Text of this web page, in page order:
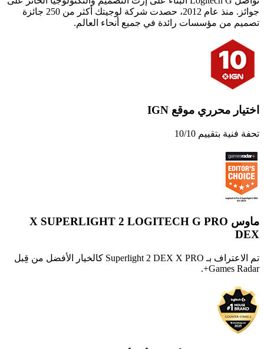
جوائز. منذ عام 2012، حصدت شركة لوجيتك أكثر من 250 جائزة
تصميم من مؤسسات رائدة في جميع أنحاء العالم.
اختيار محرري موقع IGN
تحفة فنية بتقييم 10/10
ماوس ‏LOGITECH G PRO ‏X SUPERLIGHT 2
DEX‏
تم الاعتراف بـ ‏PRO ‏X‏ Superlight 2 DEX‏ كالخيار الأفضل من قِبل